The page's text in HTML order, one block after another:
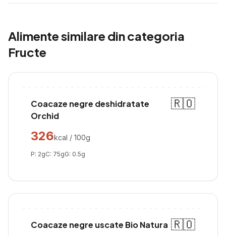
Alimente similare din categoria
Fructe
Coacaze negre deshidratate
Orchid
🇷🇴
326kcal / 100g
P: 2gC: 75gG: 0.5g
Coacaze negre uscate Bio Natura 🇷🇴